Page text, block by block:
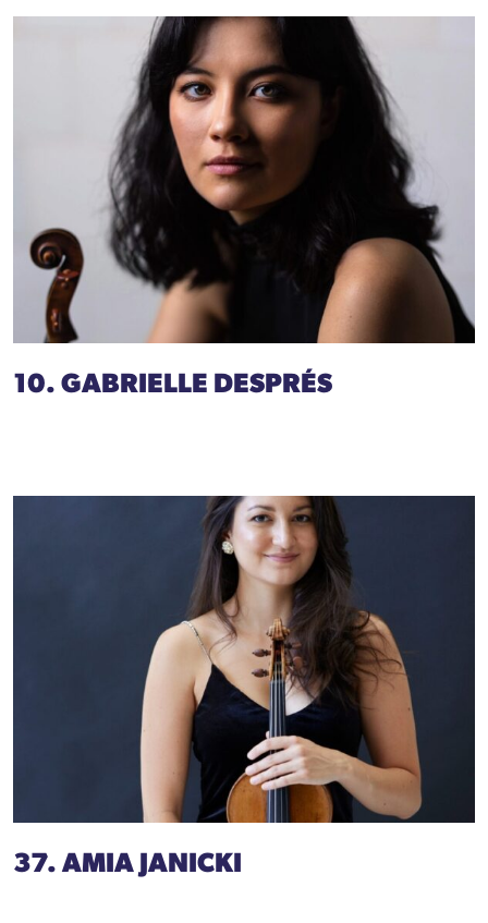
10. GABRIELLE DESPRÉS
37. AMIA JANICKI